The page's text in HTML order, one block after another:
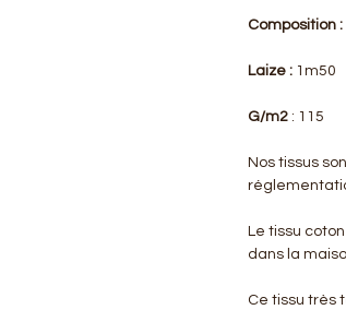
Composition :
Laize : 1m50
G/m2 : 115
Nos tissus
Le tissu
dans la
Ce tissu très